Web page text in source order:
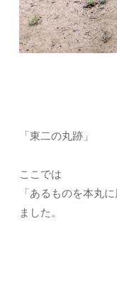
「東二の丸跡」
ここでは
「あるものを本丸
ました。